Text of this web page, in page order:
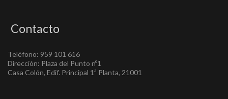
Contacto
Teléfono: 959 101 616
Dirección: Plaza del Punto nº1
Casa Colón, Edif. Principal 1ª Planta, 21001